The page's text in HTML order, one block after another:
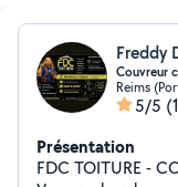
Freddy
Couvreur
Reims
5/5
Présentation
FDC TOITURE -